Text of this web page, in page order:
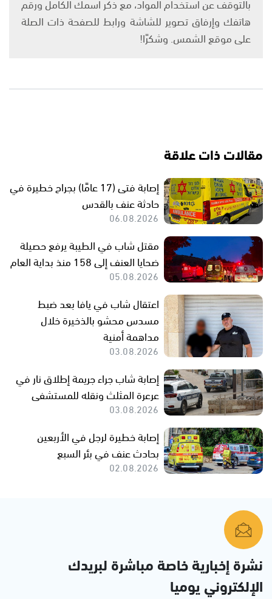
هاتفك وإرفاق تصوير للشاشة ورابط للصفحة ذات الصلة
على موقع الشمس. وشكرًا!
مقالات ذات علاقة
إصابة فتى (17 عامًا) بجراح خطيرة في
حادثة عنف بالقدس
06.08.2026
مقتل شاب في الطيبة يرفع حصيلة
ضحايا العنف إلى 158 منذ بداية العام
05.08.2026
اعتقال شاب في يافا بعد ضبط
مسدس محشو بالذخيرة خلال
مداهمة أمنية
03.08.2026
إصابة شاب جراء جريمة إطلاق نار في
عرعرة المثلث ونقله للمستشفى
03.08.2026
إصابة خطيرة لرجل في الأربعين
بحادث عنف في بئر السبع
02.08.2026
نشرة إخبارية خاصة مباشرة لبريدك
الإلكتروني يوميا